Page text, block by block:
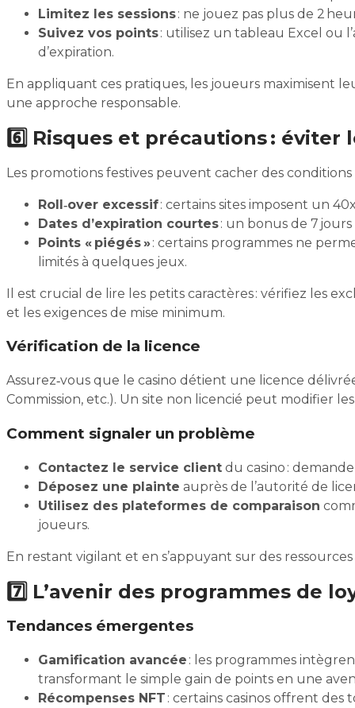
Limitez les sessions: ne jouez pas plus de 2
Suivez vos points: utilisez un tableau Excel ou
d’expiration.
En appliquant ces pratiques, les joueurs maximisent
une approche responsable.
6️⃣ Risques et précautions : éviter
Les promotions festives peuvent cacher des conditions
Roll‑over excessif: certains sites imposent un
Dates d’expiration courtes: un bonus de 7
Points « piégés »: certains programmes ne
limités à quelques jeux.
Il est crucial de lire les petits caractères : vérifiez les
et les exigences de mise minimum.
Vérification de la licence
Assurez‑vous que le casino détient une licence
Commission, etc.). Un site non licencié peut modifier
Comment signaler un problème
Contactez le service client du casino :
Déposez une plainte auprès de l’autorité de
Utilisez des plateformes de comparaison
joueurs.
En restant vigilant et en s’appuyant sur des
7️⃣ L’avenir des programmes de
Tendances émergentes
Gamification avancée : les programmes
transformant le simple gain de points en une
Récompenses NFT : certains casinos offrent